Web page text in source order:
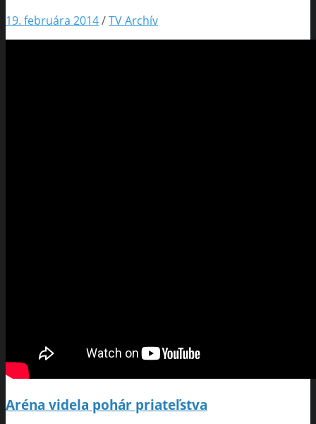
19. februára 2014/TV Archív
Aréna videla pohár priateľstva